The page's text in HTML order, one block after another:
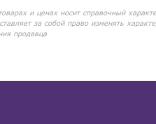
и ценах носит справочный
за собой право изменять
продавца